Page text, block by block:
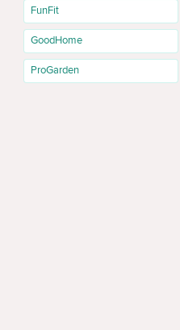
FunFit
GoodHome
ProGarden